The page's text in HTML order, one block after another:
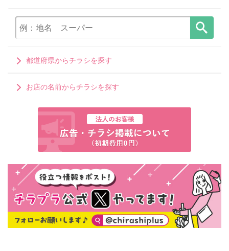
都道府県からチラシを探す
お店の名前からチラシを探す